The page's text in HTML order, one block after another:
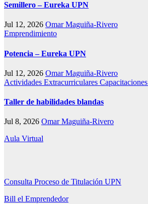
Semillero – Eureka UPN
Jul 12, 2026 Omar Maguiña-Rivero
Emprendimiento
Potencia – Eureka UPN
Jul 12, 2026 Omar Maguiña-Rivero
Actividades Extracurriculares Capacitaciones
Taller de habilidades blandas
Jul 8, 2026 Omar Maguiña-Rivero
Aula Virtual
Consulta Proceso de Titulación UPN
Bill el Emprendedor